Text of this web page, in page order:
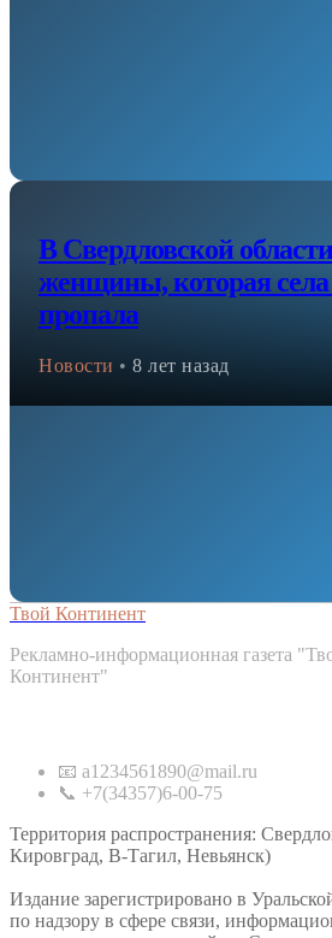
В Свердловской
женщины, которая села
пропала
Новости • 8 лет назад
Твой Континент
Рекламно-информационная газета
Континент"
📧 a1234561890@mail.ru
📞 +7(34357)6-00-75
Территория распространения:
Кировград, В-Тагил, Невьянск)
Издание зарегистрировано в
по надзору в сфере связи,